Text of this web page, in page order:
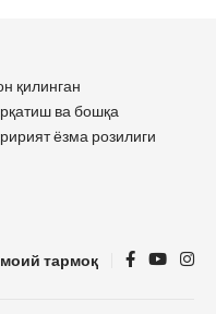
қилинган
ва бошқа
ёзма розилиги
тармоқ